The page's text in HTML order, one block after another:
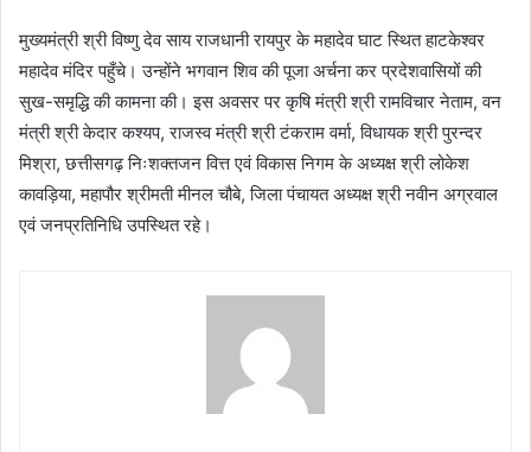
मुख्यमंत्री श्री विष्णु देव साय राजधानी रायपुर के महादेव घाट स्थित हाटकेश्वर
महादेव मंदिर पहुँचे। उन्होंने भगवान शिव की पूजा अर्चना कर प्रदेशवासियों की
सुख-समृद्धि की कामना की। इस अवसर पर कृषि मंत्री श्री रामविचार नेताम, वन
मंत्री श्री केदार कश्यप, राजस्व मंत्री श्री टंकराम वर्मा, विधायक श्री पुरन्दर
मिश्रा, छत्तीसगढ़ निःशक्तजन वित्त एवं विकास निगम के अध्यक्ष श्री लोकेश
कावड़िया, महापौर श्रीमती मीनल चौबे, जिला पंचायत अध्यक्ष श्री नवीन अग्रवाल
एवं जनप्रतिनिधि उपस्थित रहे।